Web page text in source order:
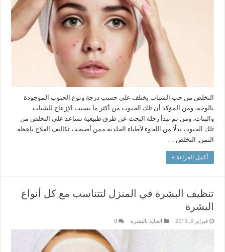
التخلص من حب الشباب يختلف على حسب درجة ونوع الحبوب الموجودة
بالوجه، ومن المؤكد أن تلك الحبوب من أكثر ما يسبب الإزعاج للشباب
والبنات، ومن ثم تبدأ رحلة البحث عن طرق طبيعية تساعد على التخلص من
تلك الحبوب بدلًا من اللجوء لأطباء الجلدية ممن أصبحت تكاليف العلاج باهظة
الثمن. التخلص …
أكمل القراءة »
تنظيف البشرة في المنزل لتتناسب مع كل أنواع
البشرة
فبراير 9, 2019 العناية بالبشرة 0